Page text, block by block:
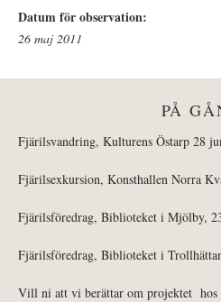
Datum för observation:
26 maj 2011
PÅ
Fjärilsvandring, Kulturens Östarp 28
Fjärilsexkursion, Konsthallen Norra
Fjärilsföredrag, Biblioteket i Mjölby,
Fjärilsföredrag, Biblioteket i
Vill ni att vi berättar om projektet hos